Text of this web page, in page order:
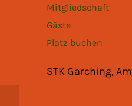
Mitgliedschaft
Gäste
Platz buchen
STK Garching,